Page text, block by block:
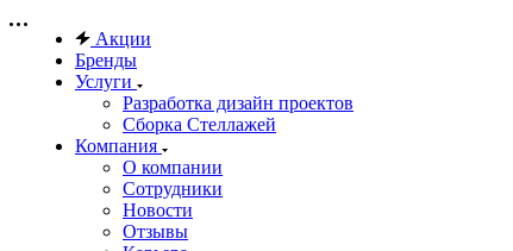
Акции
Бренды
Услуги
Разработка дизайн проектов
Сборка Стеллажей
Компания
О компании
Сотрудники
Новости
Отзывы